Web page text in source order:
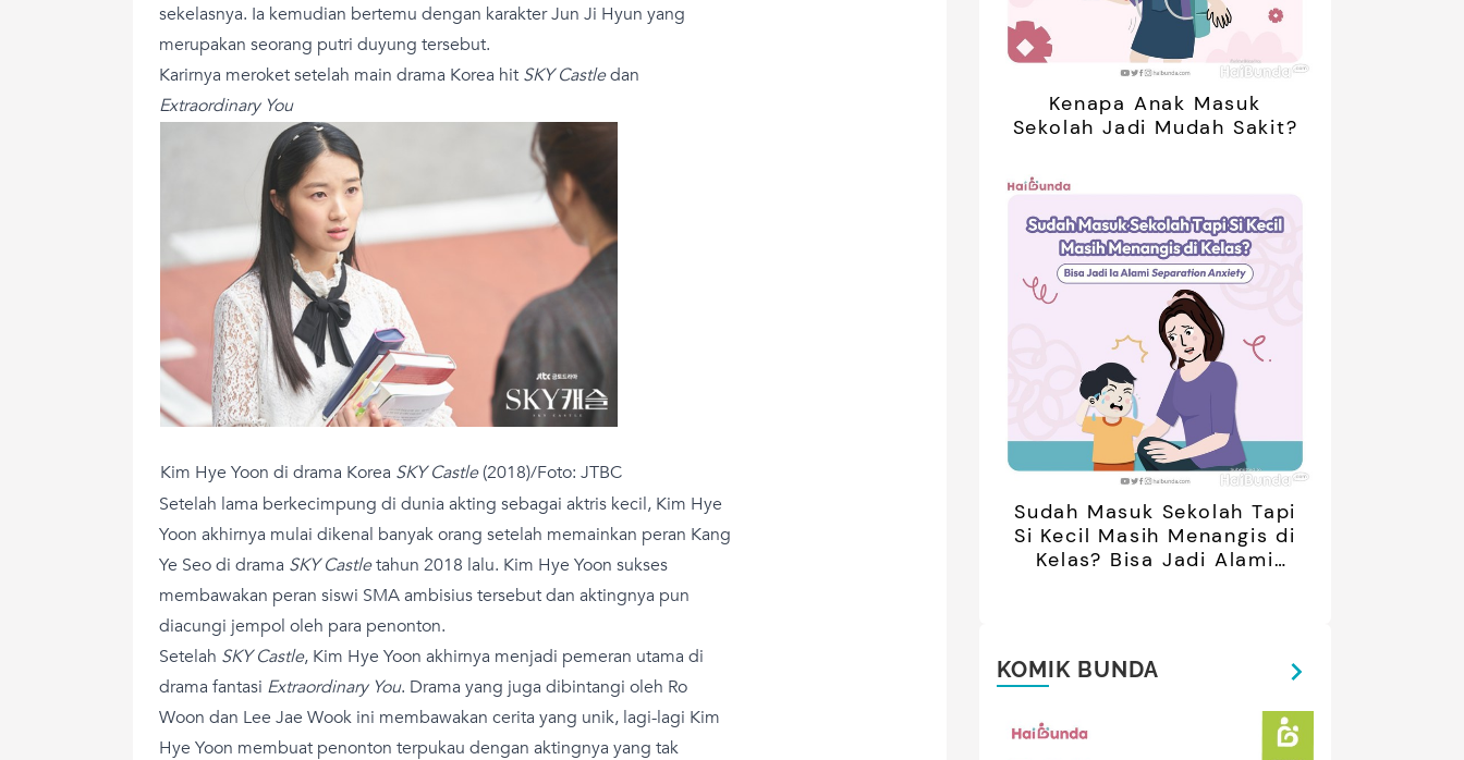
sekelasnya. Ia kemudian bertemu dengan karakter Jun Ji Hyun yang
merupakan seorang putri duyung tersebut.
Karirnya meroket setelah main drama Korea hit SKY Castledan
Extraordinary You
Kim Hye Yoon di drama Korea SKY Castle(2018)/Foto: JTBC
Setelah lama berkecimpung di dunia akting sebagai aktris kecil, Kim Hye
Yoon akhirnya mulai dikenal banyak orang setelah memainkan peran Kang
Ye Seo di drama SKY Castletahun 2018 lalu. Kim Hye Yoon sukses
membawakan peran siswi SMA ambisius tersebut dan aktingnya pun
diacungi jempol oleh para penonton.
Setelah SKY Castle, Kim Hye Yoon akhirnya menjadi pemeran utama di
drama fantasi Extraordinary You. Drama yang juga dibintangi oleh Ro
Woon dan Lee Jae Wook ini membawakan cerita yang unik, lagi-lagi Kim
Hye Yoon membuat penonton terpukau dengan aktingnya yang tak
Kenapa Anak Masuk
Sekolah Jadi Mudah Sakit?
Sudah Masuk Sekolah Tapi
Si Kecil Masih Menangis di
Kelas? Bisa Jadi Alami
KOMIK BUNDA